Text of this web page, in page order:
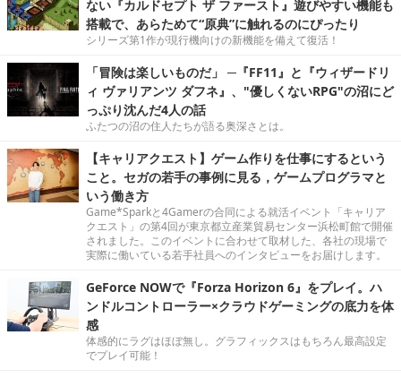
ない『カルドセプト ザ ファースト』遊びやすい機能も
搭載で、あらためて“原典”に触れるのにぴったり
シリーズ第1作が現行機向けの新機能を備えて復活！
「冒険は楽しいものだ」 ─『FF11』と『ウィザードリ
ィ ヴァリアンツ ダフネ』、"優しくないRPG"の沼にど
っぷり沈んだ4人の話
ふたつの沼の住人たちが語る奥深さとは。
【キャリアクエスト】ゲーム作りを仕事にするという
こと。セガの若手の事例に見る，ゲームプログラマと
いう働き方
Game*Sparkと4Gamerの合同による就活イベント「キャリア
クエスト」の第4回が東京都立産業貿易センター浜松町館で開催
されました。このイベントに合わせて取材した、各社の現場で
実際に働いている若手社員へのインタビューをお届けします。
GeForce NOWで『Forza Horizon 6』をプレイ。ハ
ンドルコントローラー×クラウドゲーミングの底力を体
感
体感的にラグはほぼ無し。グラフィックスはもちろん最高設定
でプレイ可能！